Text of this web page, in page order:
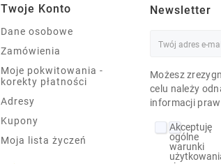
Twoje Konto
Dane osobowe
Zamówienia
Moje pokwitowania -
korekty płatności
Adresy
Kupony
Moja lista życzeń
Newsletter
Możesz
celu należy
informacji
Akceptuję
ogólne
warunki